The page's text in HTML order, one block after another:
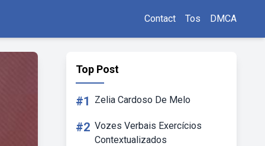
Contact Tos DMCA
Top Post
#1 Zelia Cardoso De Melo
#2 Vozes Verbais Exercícios
Contextualizados